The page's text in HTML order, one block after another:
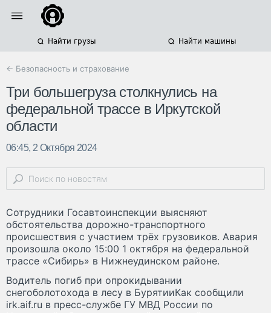
Найти грузы Найти машины
← Безопасность и страхование
Три большегруза столкнулись на
федеральной трассе в Иркутской
области
06:45, 2 Октября 2024
Сотрудники Госавтоинспекции выясняют
обстоятельства дорожно-транспортного
происшествия с участием трёх грузовиков. Авария
произошла около 15:00 1 октября на федеральной
трассе «Сибирь» в Нижнеудинском районе.
Водитель погиб при опрокидывании
снегоболотохода в лесу в БурятииКак сообщили
irk.aif.ru в пресс-службе ГУ МВД России по